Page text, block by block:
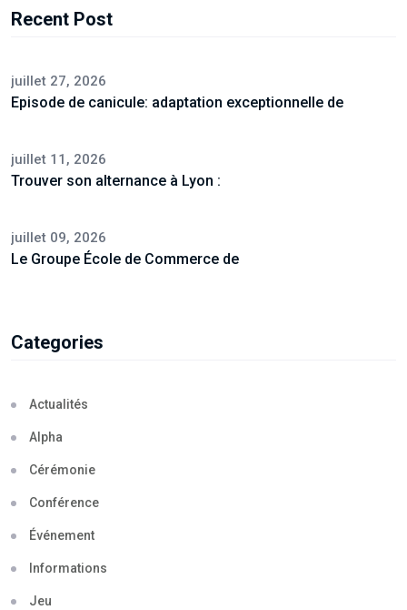
Recent Post
juillet 27, 2026
Episode de canicule: adaptation exceptionnelle de
juillet 11, 2026
Trouver son alternance à Lyon :
juillet 09, 2026
Le Groupe École de Commerce de
Categories
Actualités
Alpha
Cérémonie
Conférence
Événement
Informations
Jeu